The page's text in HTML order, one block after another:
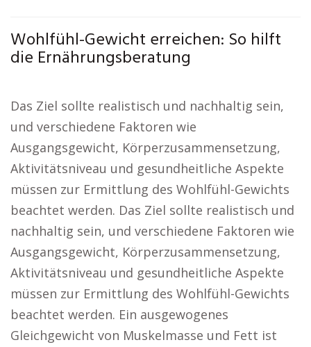
Wohlfühl-Gewicht erreichen: So hilft
die Ernährungsberatung
Das Ziel sollte realistisch und nachhaltig sein,
und verschiedene Faktoren wie
Ausgangsgewicht, Körperzusammensetzung,
Aktivitätsniveau und gesundheitliche Aspekte
müssen zur Ermittlung des Wohlfühl-Gewichts
beachtet werden. Das Ziel sollte realistisch und
nachhaltig sein, und verschiedene Faktoren wie
Ausgangsgewicht, Körperzusammensetzung,
Aktivitätsniveau und gesundheitliche Aspekte
müssen zur Ermittlung des Wohlfühl-Gewichts
beachtet werden. Ein ausgewogenes
Gleichgewicht von Muskelmasse und Fett ist